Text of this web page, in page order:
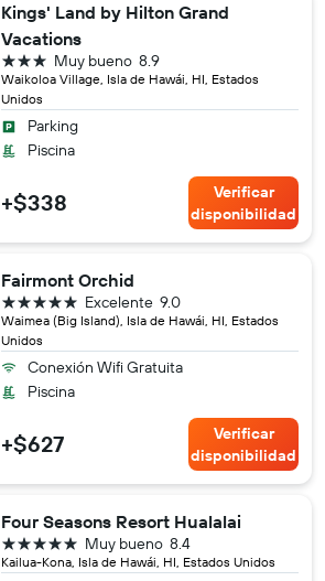
Kings' Land by Hilton Grand
Vacations
Waikoloa Village, Isla de Hawái, HI, Estados
Unidos
8.9
Muy bueno
3 estrellas
Parking
Piscina
+$338
Verificar
disponibilidad
Fairmont Orchid
Waimea (Big Island), Isla de Hawái, HI, Estados
Unidos
9.0
Excelente
5 estrellas
Conexión Wifi Gratuita
Piscina
+$627
Verificar
disponibilidad
Four Seasons Resort Hualalai
Kailua-Kona, Isla de Hawái, HI, Estados Unidos
8.4
Muy bueno
5 estrellas